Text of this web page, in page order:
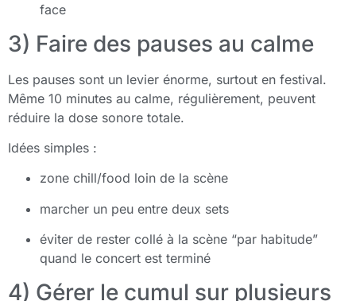
face
3) Faire des pauses au calme
Les pauses sont un levier énorme, surtout en festival.
Même 10 minutes au calme, régulièrement, peuvent
réduire la dose sonore totale.
Idées simples :
zone chill/food loin de la scène
marcher un peu entre deux sets
éviter de rester collé à la scène “par habitude”
quand le concert est terminé
4) Gérer le cumul sur plusieurs